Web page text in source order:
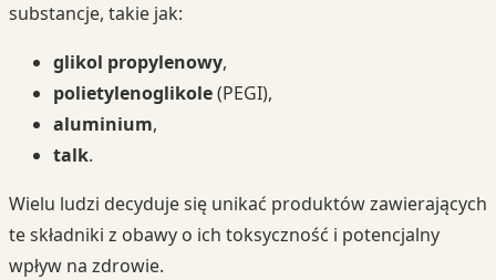
substancje, takie jak:
glikol propylenowy,
polietylenoglikole(PEGI),
aluminium,
talk.
Wielu ludzi decyduje się unikać produktów zawierających
te składniki z obawy o ich toksyczność i potencjalny
wpływ na zdrowie.